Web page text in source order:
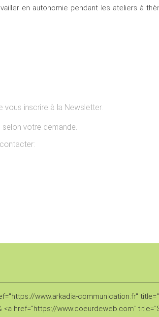
en autonomie pendant les ateliers à
vous inscrire à la Newsletter.
votre demande.
www.arkadia-communication.fr"
<a href="https://www.coeurdeweb.com"